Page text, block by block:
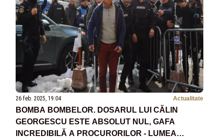
26 feb. 2025, 19:04 Actualitate
BOMBA BOMBELOR. DOSARUL LUI CĂLIN
GEORGESCU ESTE ABSOLUT NUL, GAFA
INCREDIBILĂ A PROCURORILOR - LUMEA